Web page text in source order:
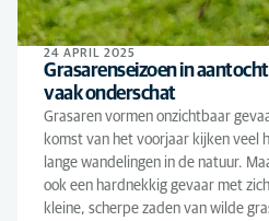
24 APRIL 2025
Grasarenseizoen in
vaak onderschat
Grasaren vormen onzichtbaar
komst van het voorjaar kijken veel
lange wandelingen in de natuur.
ook een hardnekkig gevaar met
kleine, scherpe zaden van wilde